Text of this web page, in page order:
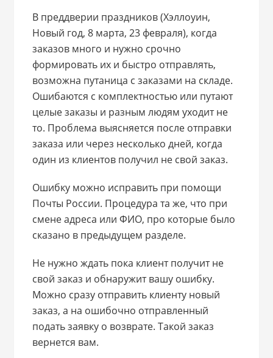
В преддверии праздников (Хэллоуин,
Новый год, 8 марта, 23 февраля), когда
заказов много и нужно срочно
формировать их и быстро отправлять,
возможна путаница с заказами на складе.
Ошибаются с комплектностью или путают
целые заказы и разным людям уходит не
то. Проблема выясняется после отправки
заказа или через несколько дней, когда
один из клиентов получил не свой заказ.
Ошибку можно исправить при помощи
Почты России. Процедура та же, что при
смене адреса или ФИО, про которые было
сказано в предыдущем разделе.
Не нужно ждать пока клиент получит не
свой заказ и обнаружит вашу ошибку.
Можно сразу отправить клиенту новый
заказ, а на ошибочно отправленный
подать заявку о возврате. Такой заказ
вернется вам.